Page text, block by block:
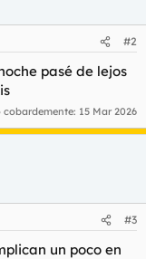
#2
pasé de lejos
cobardemente: 15 Mar 2026
#3
un poco en